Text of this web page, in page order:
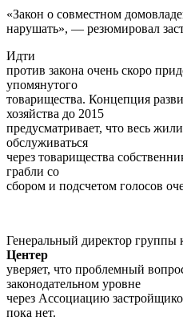
«Закон о совместном
нарушать», — резюмировал
Идти
против закона очень скоро
упомянутого
товарищества. Концепция
хозяйства до 2015
предусматривает, что весь
обслуживаться
через товарищества
грабли со
сбором и подсчетом голосов
Генеральный директор
Центер
уверяет, что проблемный
законодательном уровне
через Ассоциацию
пока нет.